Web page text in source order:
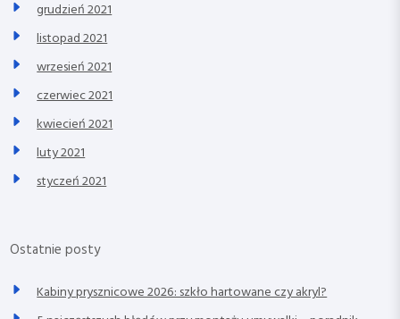
grudzień 2021
listopad 2021
wrzesień 2021
czerwiec 2021
kwiecień 2021
luty 2021
styczeń 2021
Ostatnie posty
Kabiny prysznicowe 2026: szkło hartowane czy akryl?